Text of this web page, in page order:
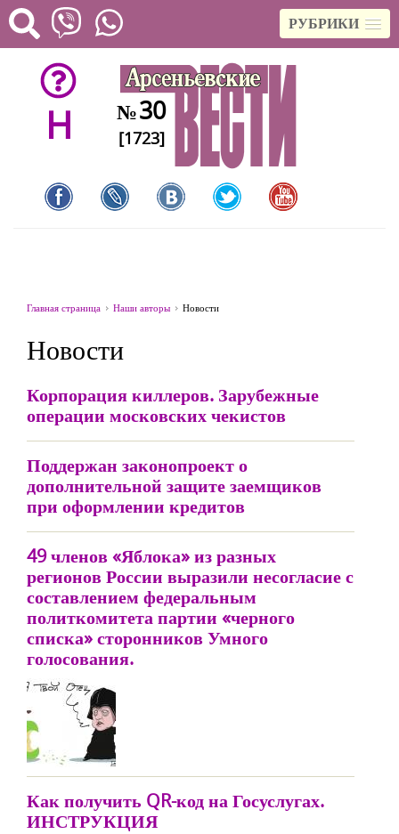
РУБРИКИ
H №30
[1723]
Главная страница Наши авторы Новости
Новости
Корпорация киллеров. Зарубежные
операции московских чекистов
Поддержан законопроект о
дополнительной защите заемщиков
при оформлении кредитов
49 членов «Яблока» из разных
регионов России выразили несогласие с
составлением федеральным
политкомитета партии «черного
списка» сторонников Умного
голосования.
Как получить QR-код на Госуслугах.
ИНСТРУКЦИЯ